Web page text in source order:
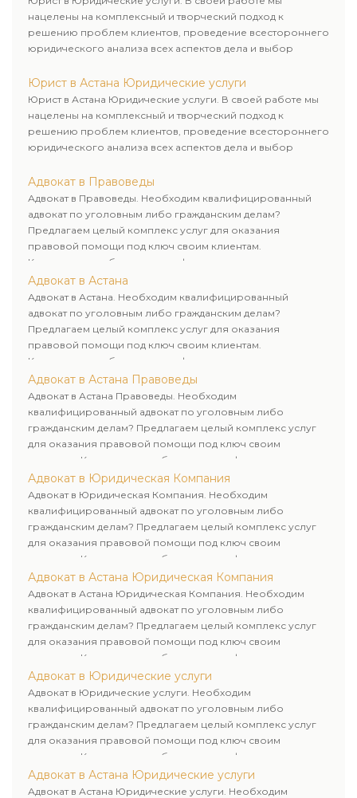
нацелены на комплексный и творческий подход к
решению проблем клиентов, проведение всестороннего
юридического анализа всех аспектов дела и выбор
Юрист в Астана Юридические услуги
Юрист в Астана Юридические услуги. В своей работе мы
нацелены на комплексный и творческий подход к
решению проблем клиентов, проведение всестороннего
юридического анализа всех аспектов дела и выбор
Адвокат в Правоведы
Адвокат в Правоведы. Необходим квалифицированный
адвокат по уголовным либо гражданским делам?
Предлагаем целый комплекс услуг для оказания
правовой помощи под ключ своим клиентам.
Комплексное обслуживание физических и юридических
лиц. Индивидуальный подход к каждому клиенту.
Адвокат в Астана
Адвокат в Астана. Необходим квалифицированный
адвокат по уголовным либо гражданским делам?
Предлагаем целый комплекс услуг для оказания
правовой помощи под ключ своим клиентам.
Комплексное обслуживание физических и юридических
лиц. Индивидуальный подход к каждому клиенту.
Адвокат в Астана Правоведы
Адвокат в Астана Правоведы. Необходим
квалифицированный адвокат по уголовным либо
гражданским делам? Предлагаем целый комплекс услуг
для оказания правовой помощи под ключ своим
клиентам. Комплексное обслуживание физических и
юридических лиц. Индивидуальный подход к каждому
клиенту.
Адвокат в Юридическая Компания
Адвокат в Юридическая Компания. Необходим
квалифицированный адвокат по уголовным либо
гражданским делам? Предлагаем целый комплекс услуг
для оказания правовой помощи под ключ своим
клиентам. Комплексное обслуживание физических и
юридических лиц. Индивидуальный подход к каждому
клиенту.
Адвокат в Астана Юридическая Компания
Адвокат в Астана Юридическая Компания. Необходим
квалифицированный адвокат по уголовным либо
гражданским делам? Предлагаем целый комплекс услуг
для оказания правовой помощи под ключ своим
клиентам. Комплексное обслуживание физических и
юридических лиц. Индивидуальный подход к каждому
клиенту.
Адвокат в Юридические услуги
Адвокат в Юридические услуги. Необходим
квалифицированный адвокат по уголовным либо
гражданским делам? Предлагаем целый комплекс услуг
для оказания правовой помощи под ключ своим
клиентам. Комплексное обслуживание физических и
юридических лиц. Индивидуальный подход к каждому
клиенту.
Адвокат в Астана Юридические услуги
Адвокат в Астана Юридические услуги. Необходим